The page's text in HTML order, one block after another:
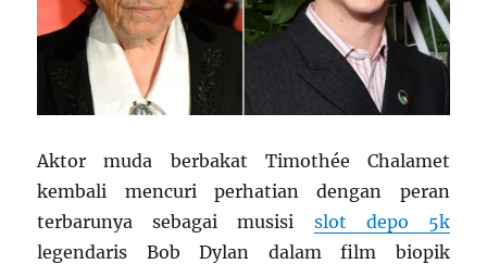
Aktor muda berbakat Timothée Chalamet
kembali mencuri perhatian dengan peran
terbarunya sebagai musisi slot depo 5k
legendaris Bob Dylan dalam film biopik